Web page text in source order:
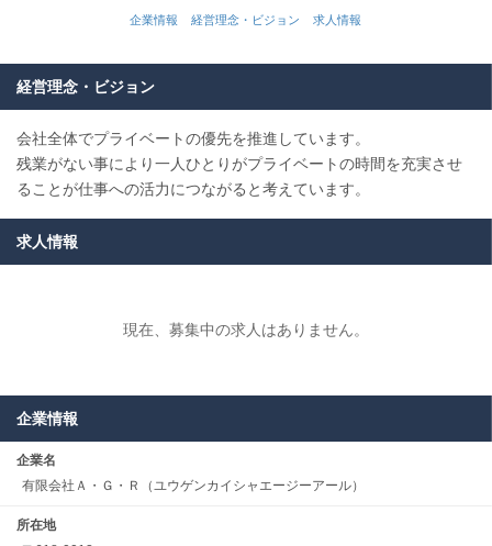
企業情報 経営理念・ビジョン 求人情報
経営理念・ビジョン
会社全体でプライベートの優先を推進しています。
残業がない事により一人ひとりがプライベートの時間を充実させ
ることが仕事への活力につながると考えています。
求人情報
現在、募集中の求人はありません。
企業情報
企業名
有限会社Ａ・Ｇ・Ｒ（ユウゲンカイシャエージーアール）
所在地